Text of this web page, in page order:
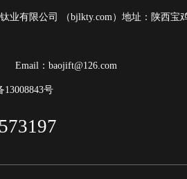
业有限公司 （bjlkty.com） 地址：陕西宝
Email：baojift@126.com
13008843号